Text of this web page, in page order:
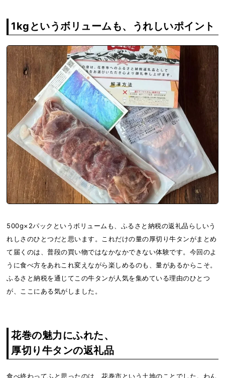
1kgというボリュームも、うれしいポイント
500g×2パックというボリュームも、ふるさと納税の返礼品らしいう
れしさのひとつだと思います。これだけの量の厚切り牛タンがまとめ
て届くのは、普段の買い物ではなかなかできない体験です。今回のよ
うに食べ方をあれこれ変えながら楽しめるのも、量があるからこそ。
ふるさと納税を通じてこの牛タンが人気を集めている理由のひとつ
が、ここにある気がしました。
花巻の魅力にふれた、
厚切り牛タンの返礼品
食べ終わってふと思ったのは、花巻市という土地のことでした。わん